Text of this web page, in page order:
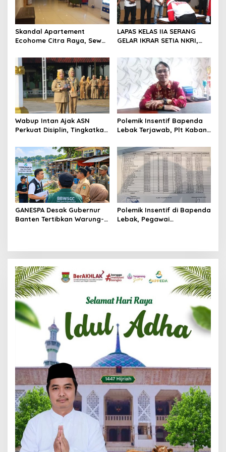
o
s
Skandal Apartement
Ecohome Citra Raya, Sewa
Pegawai Staf BNK
LAPAS KELAS IIA SERANG
GELAR IKRAR SETIA NKRI,
KASUS TERORISME
Wabup Intan Ajak ASN
Perkuat Disiplin, Tingkatkan
Musim Kemarau
Polemik Insentif Bapenda
Lebak Terjawab, Plt Kaban:
KPI dan SK Bupati
GANESPA Desak Gubernur
Banten Tertibkan Warung-
Polemik Insentif di Bapenda
Lebak, Pegawai